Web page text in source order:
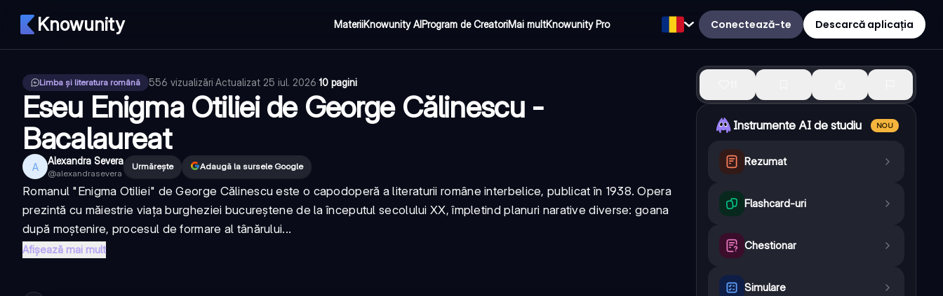
Knowunity MateriiKnowunity AIProgram de CreatoriMai multKnowunity Pro Conectează-te Descarcă aplicația
Limba și literatura română 556 vizualizări·Actualizat 25 iul. 2026·10 pagini
Eseu Enigma Otiliei de George Călinescu -
Bacalaureat
A Alexandra Severa
@alexandrasevera
Urmărește Adaugă la sursele Google
Romanul "Enigma Otiliei" de George Călinescu este o capodoperă a literaturii române interbelice, publicat în 1938. Opera
prezintă cu măiestrie viața burgheziei bucureștene de la începutul secolului XX, împletind planuri narative diverse: goana
după moștenire, procesul de formare al tânărului...
Afișează mai mult
Instrumente AI de studiu NOU
Rezumat
Flashcard-uri
Chestionar
Simulare